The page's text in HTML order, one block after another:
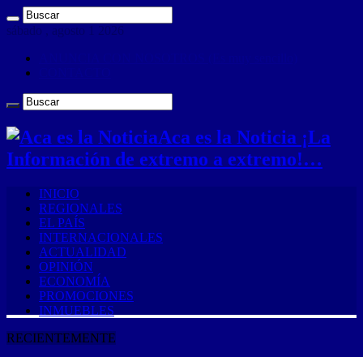
sábado , agosto 1 2026
Aca es la Noticia ¡La
Información de extremo a extremo!…
INICIO
REGIONALES
EL PAÍS
INTERNACIONALES
ACTUALIDAD
OPINIÓN
ECONOMÍA
PROMOCIONES
INMUEBLES
RECIENTEMENTE